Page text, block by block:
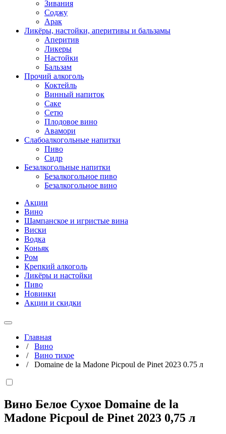
Зивания
Соджу
Арак
Ликёры, настойки, аперитивы и бальзамы
Аперитив
Ликеры
Настойки
Бальзам
Прочий алкоголь
Коктейль
Винный напиток
Саке
Сетю
Плодовое вино
Авамори
Слабоалкогольные напитки
Пиво
Сидр
Безалкогольные напитки
Безалкогольное пиво
Безалкогольное вино
Акции
Вино
Шампанское и игристые вина
Виски
Водка
Коньяк
Ром
Крепкий алкоголь
Ликёры и настойки
Пиво
Новинки
Акции и скидки
Главная
/ Вино
/ Вино тихое
/ Domaine de la Madone Picpoul de Pinet 2023 0.75 л
Вино Белое Сухое Domaine de la
Madone Picpoul de Pinet 2023 0,75 л